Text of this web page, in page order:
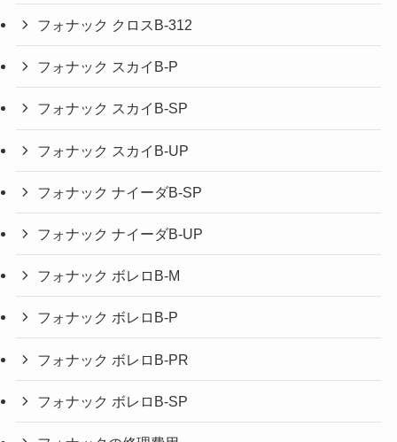
フォナック クロスB-312
フォナック スカイB-P
フォナック スカイB-SP
フォナック スカイB-UP
フォナック ナイーダB-SP
フォナック ナイーダB-UP
フォナック ボレロB-M
フォナック ボレロB-P
フォナック ボレロB-PR
フォナック ボレロB-SP